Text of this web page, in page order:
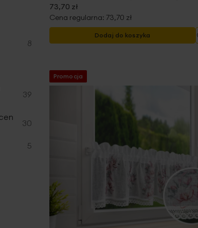
73,70 zł
Cena regularna: 73,70 zł
Dodaj do koszyka
Promocja
8
produkty
39
produkty
30
produkty
5
produkty